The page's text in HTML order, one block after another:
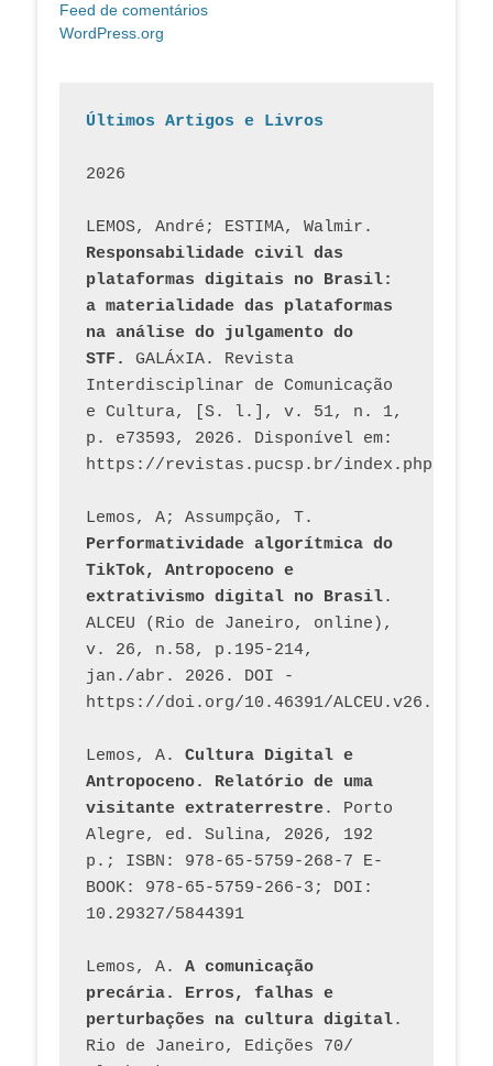
Feed de comentários
WordPress.org
Últimos Artigos e Livros
2026
Responsabilidade civil das
plataformas digitais no Brasil:
a materialidade das plataformas
na análise do julgamento do
STF.
GALÁxIA. Revista
Interdisciplinar de Comunicação
e Cultura, [S. l.], v. 51, n. 1,
p. e73593, 2026. Disponível em:
Performatividade algorítmica do
TikTok, Antropoceno e
extrativismo digital no Brasil.
ALCEU (Rio de Janeiro, online),
v. 26, n.58, p.195-214,
jan./abr. 2026. DOI -
https://doi.org/10.46391/
Lemos, A. Cultura Digital e
Antropoceno. Relatório de uma
visitante extraterrestre. Porto
Alegre, ed. Sulina, 2026, 192
p.; ISBN: 978-65-5759-268-7 E-
BOOK: 978-65-5759-266-3; DOI:
10.29327/5844391
Lemos, A. A comunicação
precária. Erros, falhas e
perturbações na cultura digital.
Rio de Janeiro, Edições 70/